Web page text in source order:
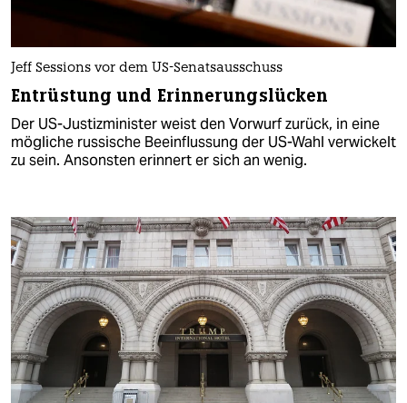
Jeff Sessions vor dem US-Senatsausschuss
Entrüstung und Erinnerungslücken
Der US-Justizminister weist den Vorwurf zurück, in eine
mögliche russische Beeinflussung der US-Wahl verwickelt
zu sein. Ansonsten erinnert er sich an wenig.